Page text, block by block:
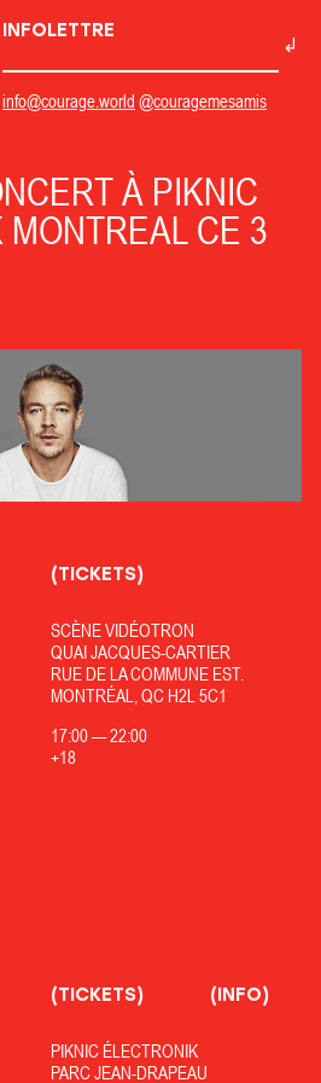
INFOLETTRE
info@courage.world @couragemesamis
À PIKNIC
CE 3
SCÈNE VIDÉOTRON
QUAI JACQUES-CARTIER
RUE DE LA COMMUNE EST.
MONTRÉAL, QC H2L 5C1
17:00—22:00
+18
(TICKETS)
PIKNIC ÉLECTRONIK
PARC JEAN-DRAPEAU
(TICKETS) (INFO)